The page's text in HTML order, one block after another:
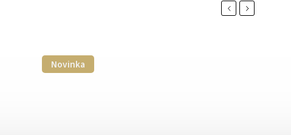
Previous
Novinka
Next